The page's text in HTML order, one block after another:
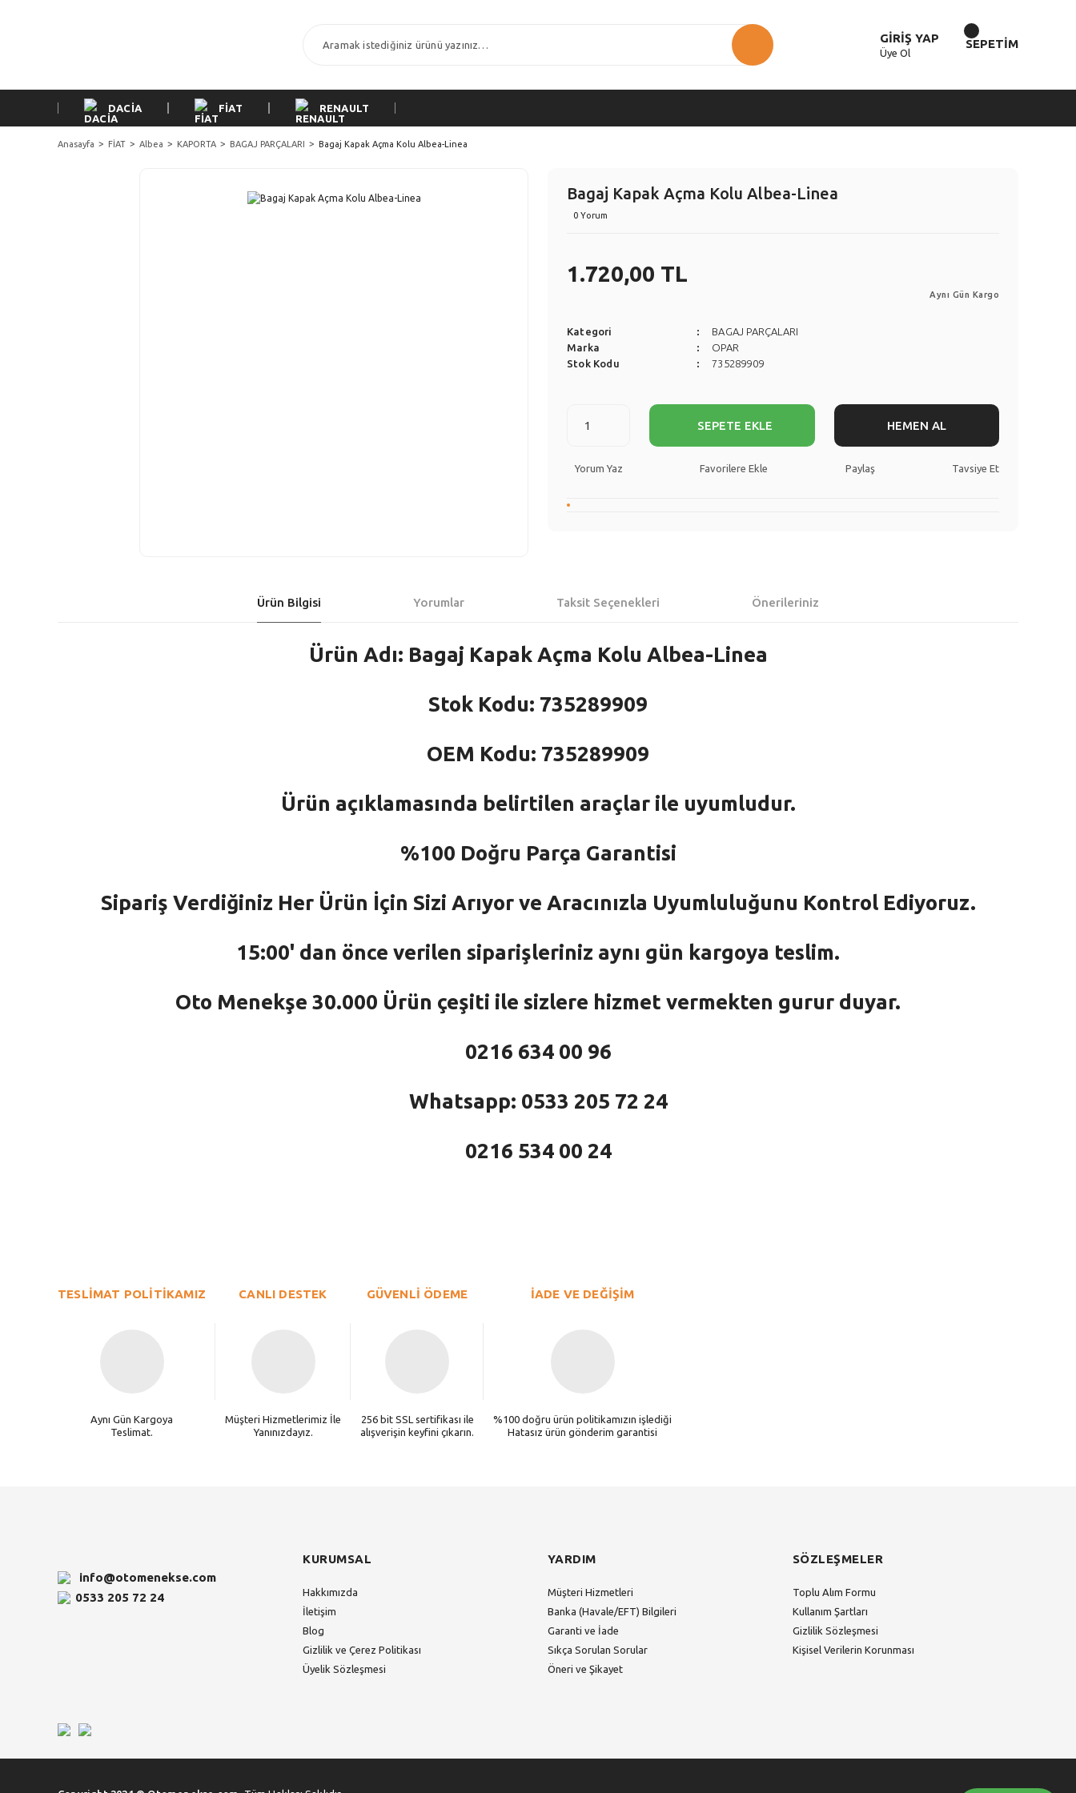
GİRİŞ YAP
Üye Ol
SEPETİM
DACİA FİAT RENAULT
Anasayfa FİAT Albea KAPORTA BAGAJ PARÇALARI Bagaj Kapak Açma Kolu Albea-Linea
Bagaj Kapak Açma Kolu Albea-Linea
0 Yorum
1.720,00 TL
Aynı Gün Kargo
Kategori
BAGAJ PARÇALARI
Marka
OPAR
Stok Kodu
735289909
SEPETE EKLE HEMEN AL
Yorum Yaz Paylaş Tavsiye Et
Ürün Bilgisi Yorumlar Taksit Seçenekleri Önerileriniz
Ürün Adı: Bagaj Kapak Açma Kolu Albea-Linea
Stok Kodu: 735289909
OEM Kodu: 735289909
Ürün açıklamasında belirtilen araçlar ile uyumludur.
%100 Doğru Parça Garantisi
Sipariş Verdiğiniz Her Ürün İçin Sizi Arıyor ve Aracınızla Uyumluluğunu Kontrol Ediyoruz.
15:00' dan önce verilen siparişleriniz aynı gün kargoya teslim.
Oto Menekşe 30.000 Ürün çeşiti ile sizlere hizmet vermekten gurur duyar.
0216 634 00 96
Whatsapp: 0533 205 72 24
0216 534 00 24
Ürün açıklamasında eksik bilgiler bulunuyor.
TESLİMAT POLİTİKAMIZ
Aynı Gün Kargoya
Teslimat.
CANLI DESTEK
Müşteri Hizmetlerimiz İle
Yanınızdayız.
GÜVENLİ ÖDEME
256 bit SSL sertifikası ile
alışverişin keyfini çıkarın.
İADE VE DEĞİŞİM
%100 doğru ürün politikamızın işlediği
Hatasız ürün gönderim garantisi
info@otomenekse.com
0533 205 72 24
KURUMSAL
Hakkımızda
İletişim
Blog
Gizlilik ve Çerez Politikası
Üyelik Sözleşmesi
YARDIM
Müşteri Hizmetleri
Banka (Havale/EFT) Bilgileri
Garanti ve İade
Sıkça Sorulan Sorular
Öneri ve Şikayet
SÖZLEŞMELER
Toplu Alım Formu
Kullanım Şartları
Gizlilik Sözleşmesi
Kişisel Verilerin Korunması